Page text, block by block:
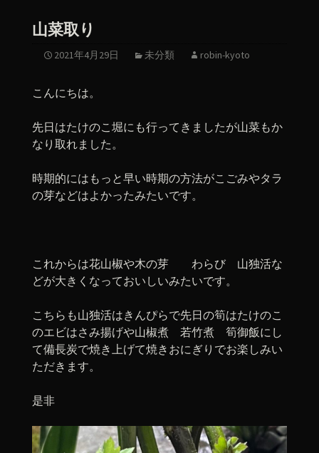
山菜取り
2021年4月29日 未分類 robin-kyoto
こんにちは。
先日はたけのこ堀にも行ってきましたが山菜もか
なり取れました。
時期的にはもっと早い時期の方法がこごみやタラ
の芽などはよかったみたいです。
これからは花山椒や木の芽 わらび 山独活な
どが大きくなっておいしいみたいです。
こちらも山独活はきんぴらで先日の筍はたけのこ
のエビはさみ揚げや山椒煮 若竹煮 筍御飯にし
て備長炭で焼き上げて焼きおにぎりでお楽しみい
ただきます。
是非